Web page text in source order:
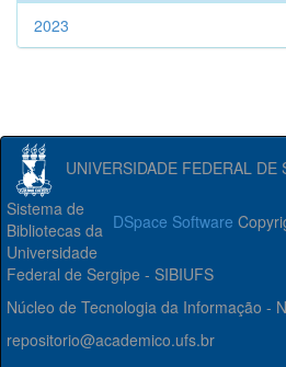
2023
UNIVERSIDADE FEDERAL DE
DSpace Software
Sistema de
Bibliotecas da
Universidade
Federal de Sergipe - SIBIUFS
Núcleo de Tecnologia da Informação -
repositorio@academico.ufs.br